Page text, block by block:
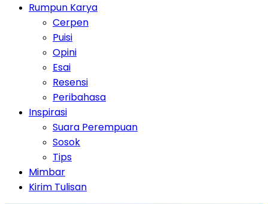
Rumpun Karya
Cerpen
Puisi
Opini
Esai
Resensi
Peribahasa
Inspirasi
Suara Perempuan
Sosok
Tips
Mimbar
Kirim Tulisan